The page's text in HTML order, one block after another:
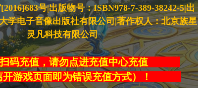
号|出版物号：ISBN978-7-389-38242-5|出
学电子音像出版社有限公司|著作权人：北京族星
灵凡科技有限公司
充值，请勿点进充值中心充值
游戏页面即为错误充值方式）！